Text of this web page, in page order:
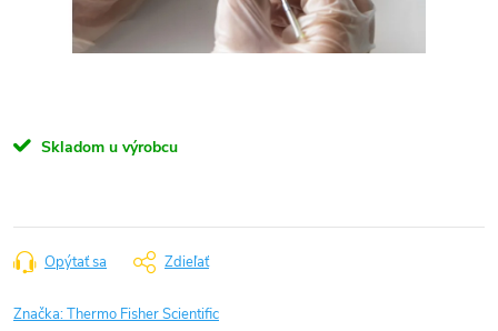
Skladom u výrobcu
Opýtať sa Zdieľať
Značka:Thermo Fisher Scientific